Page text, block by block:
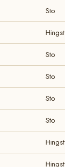
Sto
Hingst
Sto
Sto
Sto
Sto
Hingst
Hingst